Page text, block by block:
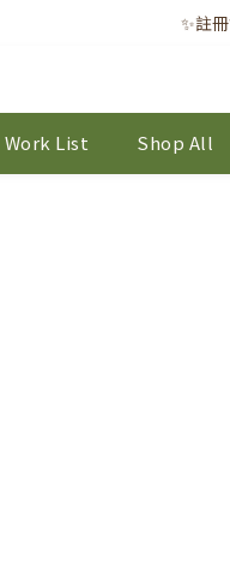
✨註
✨註
✨註
Work List Shop All